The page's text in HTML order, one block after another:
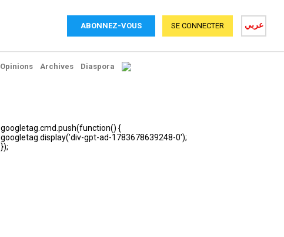
ABONNEZ-VOUS عربي SE CONNECTER
Opinions Archives Diaspora